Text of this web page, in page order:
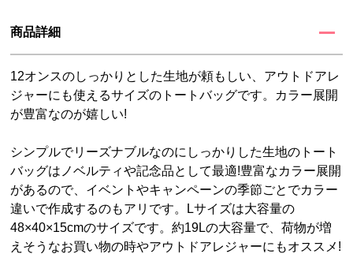
商品詳細
12オンスのしっかりとした生地が頼もしい、アウトドアレ
ジャーにも使えるサイズのトートバッグです。カラー展開
が豊富なのが嬉しい!
シンプルでリーズナブルなのにしっかりした生地のトート
バッグはノベルティや記念品として最適!豊富なカラー展開
があるので、イベントやキャンペーンの季節ごとでカラー
違いで作成するのもアリです。Lサイズは大容量の
48×40×15cmのサイズです。約19Lの大容量で、荷物が増
えそうなお買い物の時やアウトドアレジャーにもオススメ!